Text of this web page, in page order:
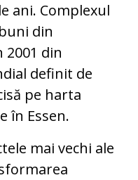
ani. Complexul
din
2001 din
definit de
pe harta
în Essen.
mai vechi ale